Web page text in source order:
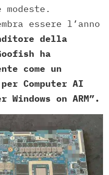
essere l’anno
della
ha
come un
Computer AI
on ARM”.